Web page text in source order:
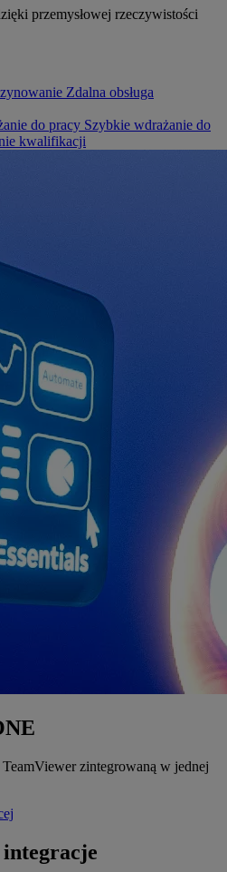
przemysłowej rzeczywistości
Zdalna obsługa
do pracy Szybkie wdrażanie do
kwalifikacji
zintegrowaną w jednej